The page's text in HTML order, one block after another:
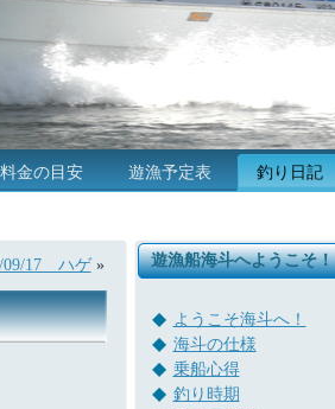
料金の目安 遊漁予定表 釣り日記
09/17 ハゲ» 遊漁船海斗へようこそ！
ようこそ海斗へ！
海斗の仕様
乗船心得
釣り時期